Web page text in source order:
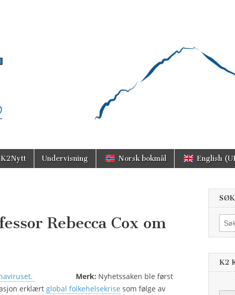
K2Nytt Undervisning Norsk bokmål English
Rebecca Cox om
Merk: Nyhetssaken ble først
erklært global folkehelsekrise som følge av
Søk
etter:
K2